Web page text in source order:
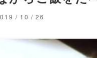
/ 10 / 26